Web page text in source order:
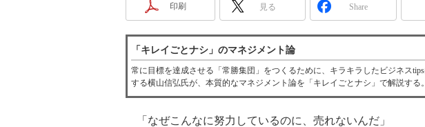
印刷 見る Share
「キレイごとナシ」のマネジメント論
常に目標を達成させる「常勝集団」をつくるために、キラキラしたビジネス
する横山信弘氏が、本質的なマネジメント論を「キレイごとナシ」で解説する。
「なぜこんなに努力しているのに、売れないんだ」